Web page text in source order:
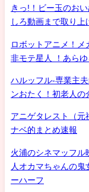
きっ!！ビー玉のお
しろ動画まで取り上
ロボットアニメ！メ
非モテ星人 ！あら
ハルッフル-専業主
ンおたく！初老人の
アニゲタレスト（
ナベ的まとめ速報
火浦のシネマッフル
人オカマちゃんの
ーハーフ